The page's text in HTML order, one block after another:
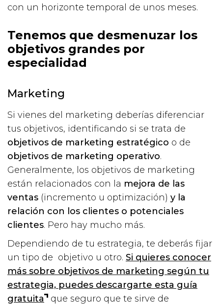
con un horizonte temporal de unos meses.
Tenemos que desmenuzar los
objetivos grandes por
especialidad
Marketing
Si vienes del marketing deberías diferenciar
tus objetivos, identificando si se trata de
objetivos de marketing estratégico o de
objetivos de marketing operativo.
Generalmente, los objetivos de marketing
están relacionados con la mejora de las
ventas (incremento u optimización) y la
relación con los clientes o potenciales
clientes. Pero hay mucho más.
Dependiendo de tu estrategia, te deberás fijar
un tipo de objetivo u otro. Si quieres conocer
más sobre objetivos de marketing según tu
estrategia, puedes descargarte esta guía
gratuita
que seguro que te sirve de